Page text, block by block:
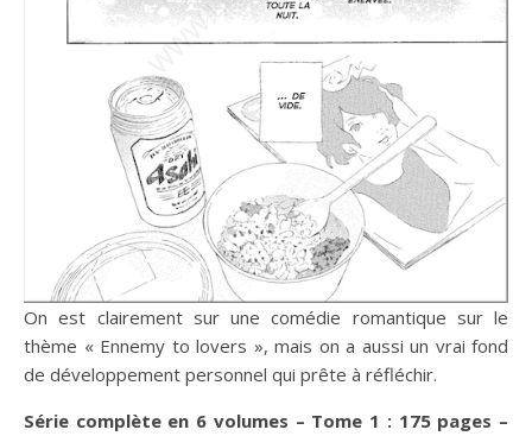
On est clairement sur une comédie romantique sur le
thème « Ennemy to lovers », mais on a aussi un vrai fond
de développement personnel qui prête à réfléchir.
Série complète en 6 volumes – Tome 1 : 175 pages –